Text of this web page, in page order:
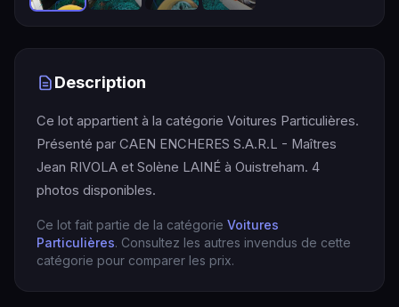
Description
Ce lot appartient à la catégorie Voitures Particulières.
Présenté par CAEN ENCHERES S.A.R.L - Maîtres
Jean RIVOLA et Solène LAINÉ à Ouistreham. 4
photos disponibles.
Ce lot fait partie de la catégorie Voitures
Particulières. Consultez les autres invendus de cette
catégorie pour comparer les prix.